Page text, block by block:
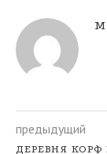
предыдущий
ДЕРЕВНЯ КОРФ